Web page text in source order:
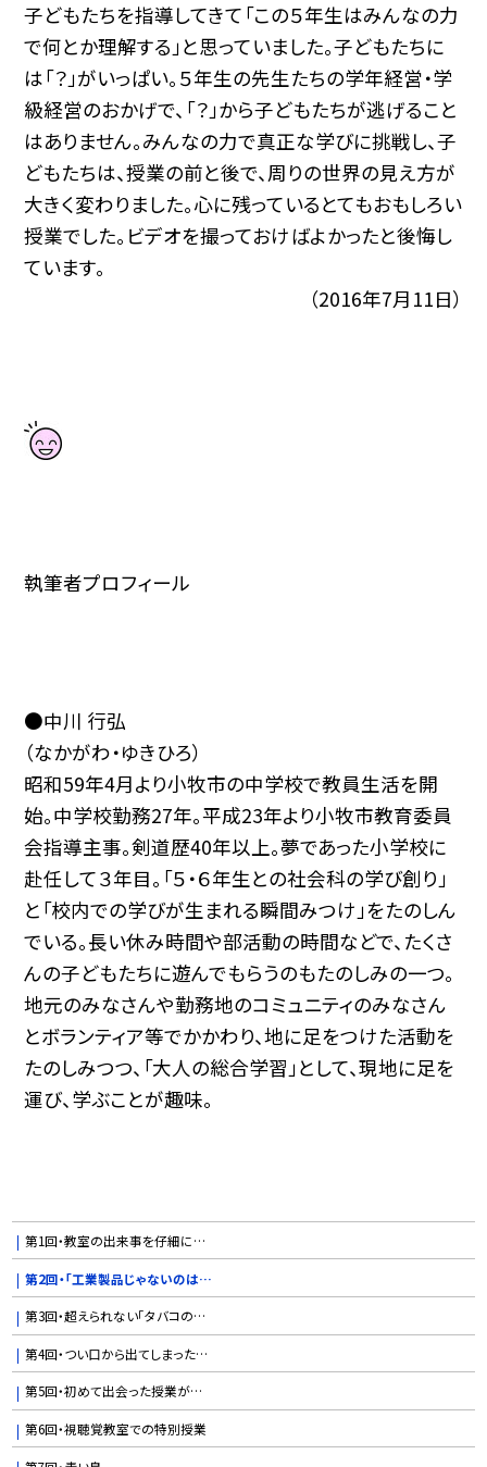
子どもたちを指導してきて「この５年生はみんなの力
で何とか理解する」と思っていました。子どもたちに
は「？」がいっぱい。５年生の先生たちの学年経営・学
級経営のおかげで、「？」から子どもたちが逃げること
はありません。みんなの力で真正な学びに挑戦し、子
どもたちは、授業の前と後で、周りの世界の見え方が
大きく変わりました。心に残っているとてもおもしろい
授業でした。ビデオを撮っておけばよかったと後悔し
ています。
（2016年7月11日）
執筆者プロフィール
●中川 行弘
（なかがわ・ゆきひろ）
昭和59年4月より小牧市の中学校で教員生活を開
始。中学校勤務27年。平成23年より小牧市教育委員
会指導主事。剣道歴40年以上。夢であった小学校に
赴任して３年目。「５・６年生との社会科の学び創り」
と「校内での学びが生まれる瞬間みつけ」をたのしん
でいる。長い休み時間や部活動の時間などで、たくさ
んの子どもたちに遊んでもらうのもたのしみの一つ。
地元のみなさんや勤務地のコミュニティのみなさん
とボランティア等でかかわり、地に足をつけた活動を
たのしみつつ、「大人の総合学習」として、現地に足を
運び、学ぶことが趣味。
第1回・教室の出来事を仔細に…
第2回・「工業製品じゃないのは…
第3回・超えられない「タバコの…
第4回・つい口から出てしまった…
第5回・初めて出会った授業が…
第6回・視聴覚教室での特別授業